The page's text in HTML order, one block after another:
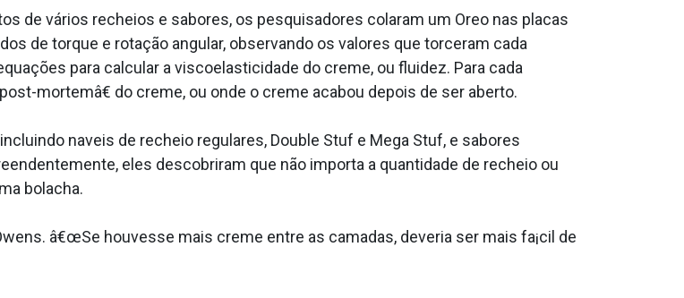
de vários recheios e sabores, os pesquisadores colaram um Oreo nas placas
de torque e rotação angular, observando os valores que torceram cada
para calcular a viscoelasticidade do creme, ou fluidez. Para cada
mortemâ€ do creme, ou onde o creme acabou depois de ser aberto.
na­veis de recheio regulares, Double Stuf e Mega Stuf, e sabores
eles descobriram que não importa a quantidade de recheio ou
bolacha.
â€œSe houvesse mais creme entre as camadas, deveria ser mais fa¡cil de